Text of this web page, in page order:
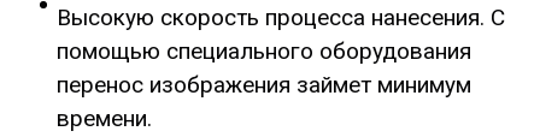
Высокую скорость процесса нанесения. С
помощью специального оборудования
перенос изображения займет минимум
времени.